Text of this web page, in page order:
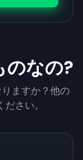
のなの?
ますか？他の
さい。